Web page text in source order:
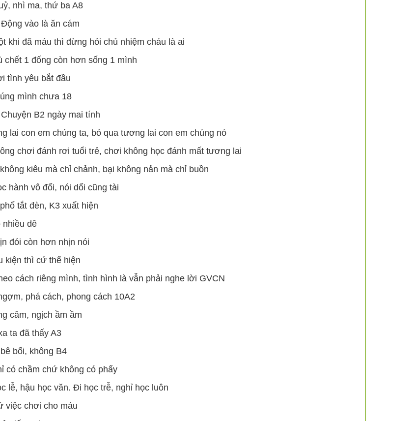
nhì ma, thứ ba A8
vào là ăn cám
khi đã máu thì đừng hỏi chủ nhiệm cháu là ai
chết 1 đống còn hơn sống 1 mình
tình yêu bắt đầu
mình chưa 18
B2 ngày mai tính
lai con em chúng ta, bỏ qua tương lai con em chúng nó
chơi đánh rơi tuổi trẻ, chơi không học đánh mất tương lai
kiêu mà chỉ chảnh, bại không nản mà chỉ buồn
hành vô đối, nói dối cũng tài
tắt đèn, K3 xuất hiện
nhiều dê
đói còn hơn nhịn nói
kiện thì cứ thể hiện
cách riêng mình, tình hình là vẫn phải nghe lời GVCN
phá cách, phong cách 10A2
câm, ngịch ầm ầm
ta đã thấy A3
bối, không B4
có chầm chứ không có phẩy
lễ, hậu học văn. Đi học trễ, nghỉ học luôn
việc chơi cho máu